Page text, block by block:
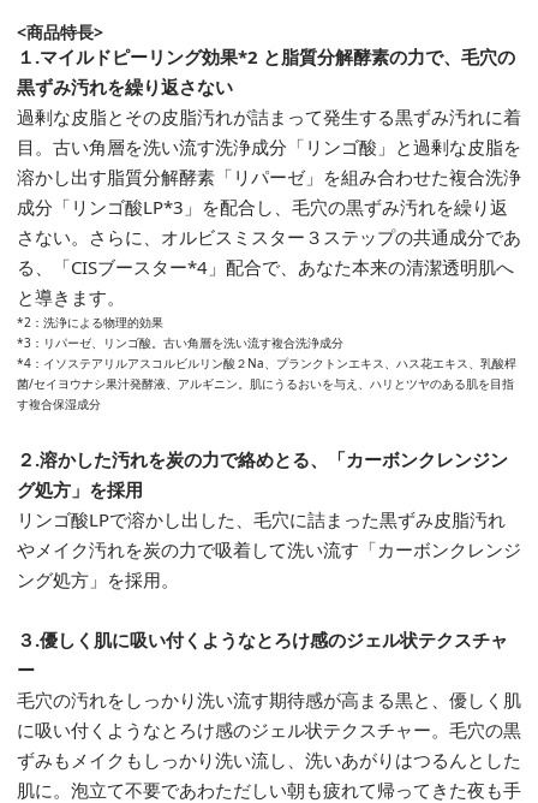
<商品特長>
１.マイルドピーリング効果*2 と脂質分解酵素の力で、毛穴の
黒ずみ汚れを繰り返さない
過剰な皮脂とその皮脂汚れが詰まって発生する黒ずみ汚れに着
目。古い角層を洗い流す洗浄成分「リンゴ酸」と過剰な皮脂を
溶かし出す脂質分解酵素「リパーゼ」を組み合わせた複合洗浄
成分「リンゴ酸LP*3」を配合し、毛穴の黒ずみ汚れを繰り返
さない。さらに、オルビスミスター３ステップの共通成分であ
る、「CISブースター*4」配合で、あなた本来の清潔透明肌へ
と導きます。
*2：洗浄による物理的効果
*3：リパーゼ、リンゴ酸。古い角層を洗い流す複合洗浄成分
*4：イソステアリルアスコルビルリン酸２Na、プランクトンエキス、ハス花エキス、乳酸桿
菌/セイヨウナシ果汁発酵液、アルギニン。肌にうるおいを与え、ハリとツヤのある肌を目指
す複合保湿成分
２.溶かした汚れを炭の力で絡めとる、「カーボンクレンジン
グ処方」を採用
リンゴ酸LPで溶かし出した、毛穴に詰まった黒ずみ皮脂汚れ
やメイク汚れを炭の力で吸着して洗い流す「カーボンクレンジ
ング処方」を採用。
３.優しく肌に吸い付くようなとろけ感のジェル状テクスチャ
ー
毛穴の汚れをしっかり洗い流す期待感が高まる黒と、優しく肌
に吸い付くようなとろけ感のジェル状テクスチャー。毛穴の黒
ずみもメイクもしっかり洗い流し、洗いあがりはつるんとした
肌に。泡立て不要であわただしい朝も疲れて帰ってきた夜も手